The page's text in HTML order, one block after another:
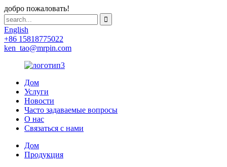
добро пожаловать!
English
+86 15818775022
ken_tao@mrpin.com
Дом
Услуги
Новости
Часто задаваемые вопросы
О нас
Связаться с нами
Дом
Продукция